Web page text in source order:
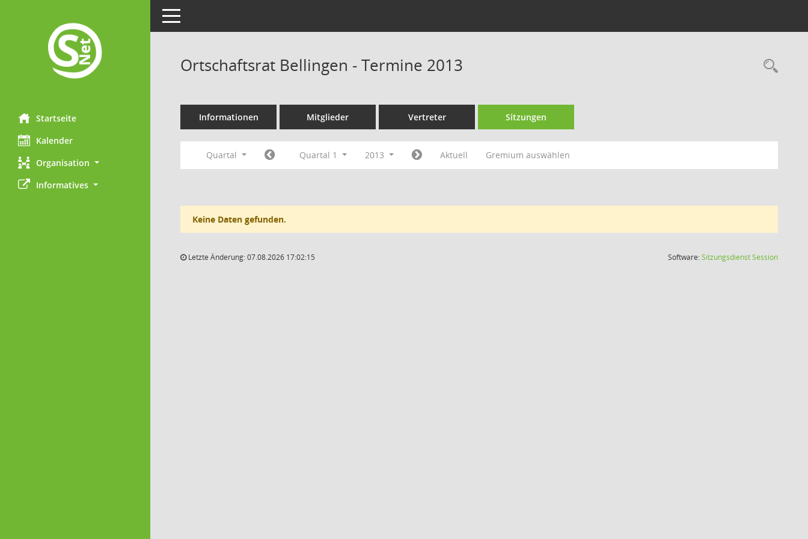
Startseite
Kalender
Organisation
Informatives
Toggle navigation
Ortschaftsrat Bellingen - Termine 2013
Informationen Mitglieder Vertreter Sitzungen
Quartal Quartal 1 2013 Aktuell Gremium auswählen
Keine Daten gefunden.
Letzte Änderung: 07.08.2026 17:02:15 Software:SitzungsdienstSession(Wird in